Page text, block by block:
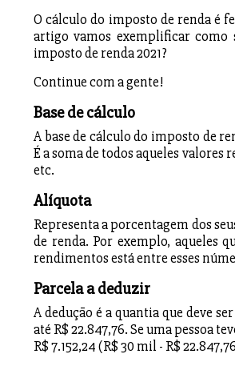
O cálculo do imposto de renda é
artigo vamos exemplificar como
imposto de renda 2021?
Continue com a gente!
Base de cálculo
A base de cálculo do imposto de
É a soma de todos aqueles
etc.
Alíquota
Representa a porcentagem dos
de renda. Por exemplo, aqueles
rendimentos está entre esses
Parcela a deduzir
A dedução é a quantia que deve
até R$ 22.847,76. Se uma pessoa
R$ 7.152,24 (R$ 30 mil - R$